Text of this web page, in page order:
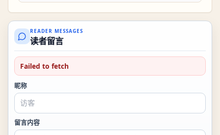
READER MESSAGES
读者留言
Failed to fetch
昵称
留言内容